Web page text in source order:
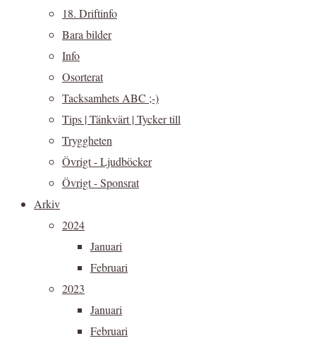
18. Driftinfo
Bara bilder
Info
Osorterat
Tacksamhets ABC ;-)
Tips | Tänkvärt | Tycker till
Tryggheten
Övrigt - Ljudböcker
Övrigt - Sponsrat
Arkiv
2024
Januari
Februari
2023
Januari
Februari